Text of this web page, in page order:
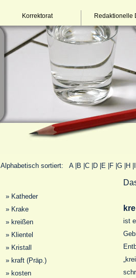
Korrektorat Redaktionelle
Alphabetisch sortiert: A| B C| D| E| F| G| H
» Katheder
» Krake
» kreißen
» Klientel
» Kristall
» kraft (Präp.)
» kosten
ist